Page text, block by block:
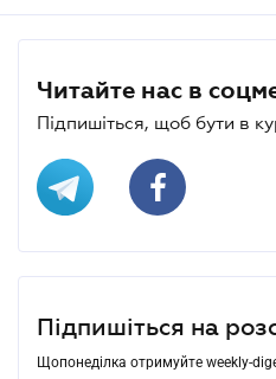
Читайте нас в
Підпишіться, щоб бути в
Підпишіться на
Щопонеділка отримуйте weekly-